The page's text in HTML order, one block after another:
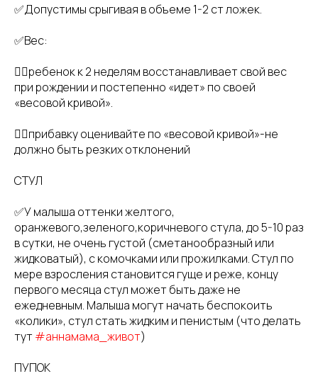
✅Допустимы срыгивая в объеме 1-2 ст ложек.
✅Вес:
👉🏻ребенок к 2 неделям восстанавливает свой вес
при рождении и постепенно «идет» по своей
«весовой кривой».
👉🏻прибавку оценивайте по «весовой кривой»-не
должно быть резких отклонений
СТУЛ
✅У малыша оттенки желтого,
оранжевого,зеленого,коричневого стула, до 5-10 раз
в сутки, не очень густой (сметанообразный или
жидковатый), с комочками или прожилками. Стул по
мере взросления становится гуще и реже, концу
первого месяца стул может быть даже не
ежедневным. Малыша могут начать беспокоить
«колики», стул стать жидким и пенистым (что делать
тут#аннамама_живот)
ПУПОК